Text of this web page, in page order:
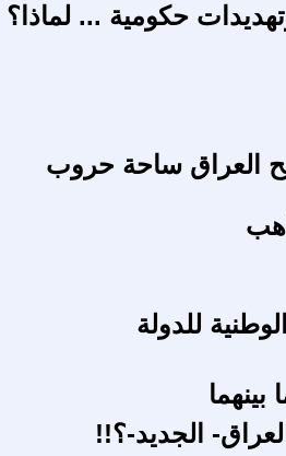
حكومية ... لماذا؟
العراق ساحة حروب
للدولة
الجديد-؟!!